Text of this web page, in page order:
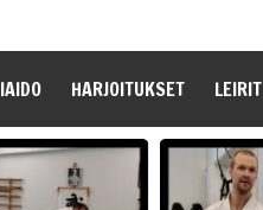
IAIDO HARJOITUKSET LEIRIT